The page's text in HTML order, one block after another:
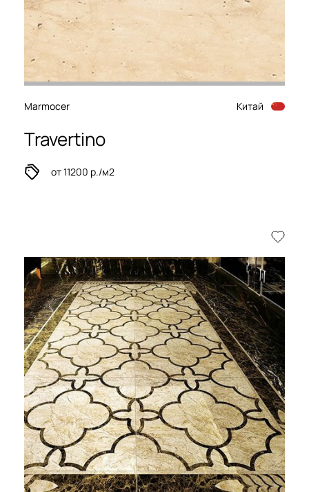
Marmocer Китай
Travertino
от 11200 р./м2